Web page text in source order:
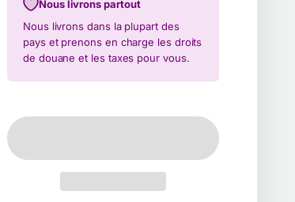
Nous livrons partout
Nous livrons dans la plupart des
pays et prenons en charge les droits
de douane et les taxes pour vous.